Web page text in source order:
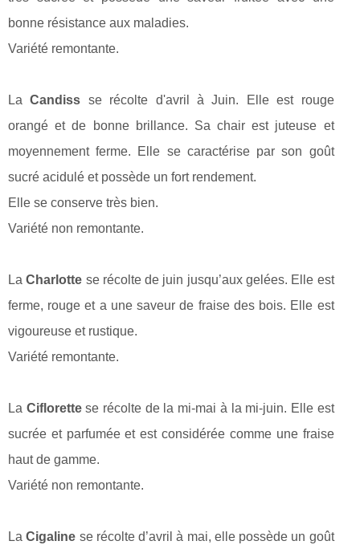
bonne résistance aux maladies.
Variété remontante.
LaCandiss se récolte d'avril à Juin. Elle est rouge
orangé et de bonne brillance. Sa chair est juteuse et
moyennement ferme. Elle se caractérise par son goût
sucré acidulé et possède un fort rendement.
Elle se conserve très bien.
Variété non remontante.
LaCharlotte se récolte de juin jusqu’aux gelées. Elle est
ferme, rouge et a une saveur de fraise des bois. Elle est
vigoureuse et rustique.
Variété remontante.
La Ciflorettese récolte de la mi-mai à la mi-juin. Elle est
sucrée et parfumée et est considérée comme une fraise
haut de gamme.
Variété non remontante.
LaCigaline se récolte d’avril à mai, elle possède un goût